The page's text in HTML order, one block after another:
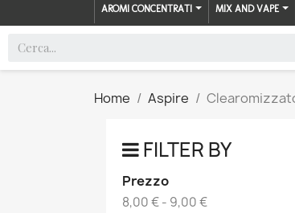
AROMI CONCENTRATI MIX AND VAPE
Home Aspire
FILTER BY
Prezzo
8,00 € - 9,00 €